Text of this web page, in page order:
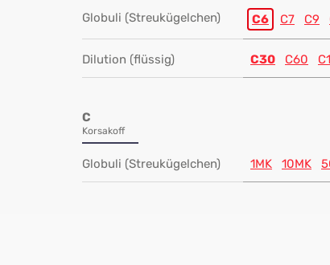
Globuli (Streukügelchen) C6 C7 C9
Dilution (flüssig) C30 C60
C
Korsakoff
Globuli (Streukügelchen) 1MK 10MK